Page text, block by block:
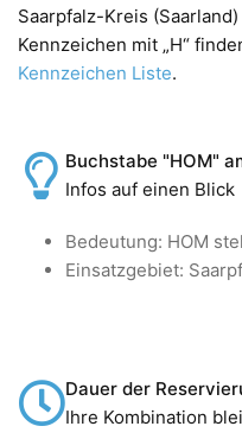
Saarpfalz-Kreis
Kennzeichen mit „H“
Kennzeichen Liste.
Buchstabe "HOM"
Infos auf einen Blick
Bedeutung: HOM
Einsatzgebiet:
Dauer der
Ihre Kombination